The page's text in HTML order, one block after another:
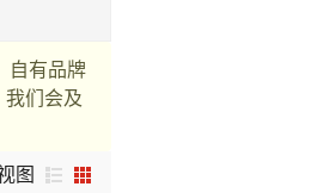
自有品牌
我们会及
图